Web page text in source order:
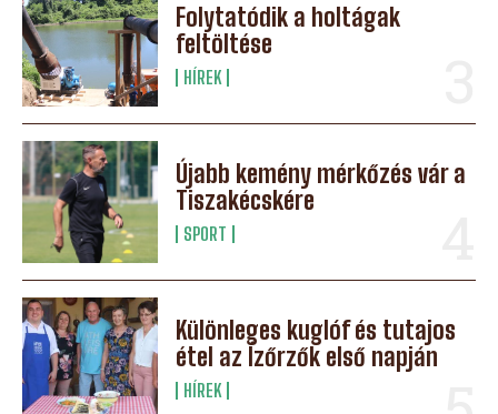
Folytatódik a holtágak
feltöltése
HÍREK
Újabb kemény mérkőzés vár a
Tiszakécskére
SPORT
Különleges kuglóf és tutajos
étel az Ízőrzők első napján
HÍREK